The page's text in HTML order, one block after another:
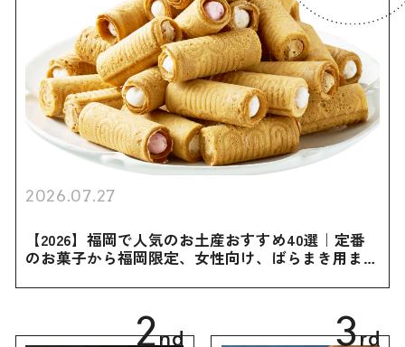
2026.07.27
【2026】福岡で人気のお土産おすすめ40選｜定番
のお菓子から福岡限定、女性向け、ばらまき用まで
2nd 3rd